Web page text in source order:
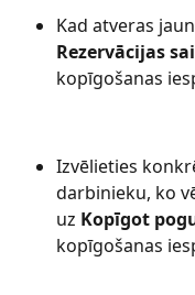
Kad atveras
Rezervācijas
kopīgošanas
Izvēlieties
darbinieku, ko
uz Kopīgot
kopīgošanas